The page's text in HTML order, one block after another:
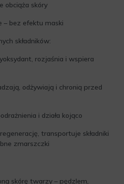
obciąża skóry
– bez efektu maski
składników:
rozjaśnia i wspiera
odżywiają i chronią przed
i działa kojąco
transportuje składniki
zmarszczki
skórę twarzy – pędzlem,